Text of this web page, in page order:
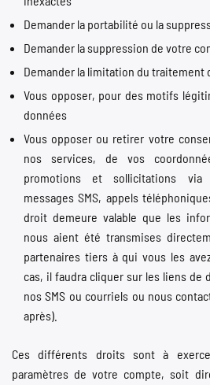
Demander la portabilité ou la
Demander la suppression de votre
Demander la limitation du traitement
Vous opposer, pour des motifs
données
Vous opposer ou retirer votre
nos services, de vos
promotions et sollicitations via
messages SMS, appels
droit demeure valable que les
nous aient été transmises
partenaires tiers à qui vous les
cas, il faudra cliquer sur les liens de
nos SMS ou courriels ou nous
après).
Ces différents droits sont à
paramètres de votre compte, soit